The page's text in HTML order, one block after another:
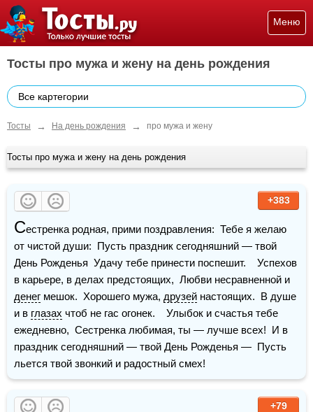
Меню
Тосты про мужа и жену на день рождения
Все картегории
Тосты → На день рождения → про мужа и жену
Тосты про мужа и жену на день рождения
+383
Сестренка родная, прими поздравления:  Тебе я желаю
от чистой души:  Пусть праздник сегодняшний — твой
День Рожденья  Удачу тебе принести поспешит.    Успехов
денег мешок.  Хорошего мужа, друзей настоящих.  В душе
и в глазах чтоб не гас огонек.    Улыбок и счастья тебе
ежедневно,  Сестренка любимая, ты — лучше всех!  И в
праздник сегодняшний — твой День Рожденья —  Пусть
льется твой звонкий и радостный смех!
+79